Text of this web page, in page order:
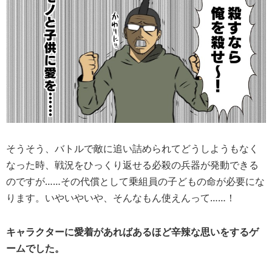
そうそう、バトルで敵に追い詰められてどうしようもなく
なった時、戦況をひっくり返せる必殺の兵器が発動できる
のですが……その代償として乗組員の子どもの命が必要にな
ります。いやいやいや、そんなもん使えんって……！
キャラクターに愛着があればあるほど辛辣な思いをするゲ
ームでした。